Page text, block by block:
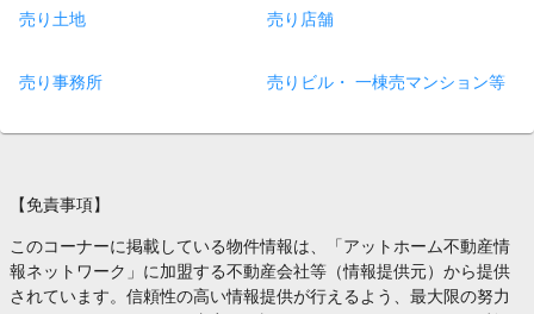
売り土地 売り店舗
売り事務所 売りビル・ 一棟売マンション等
【免責事項】
このコーナーに掲載している物件情報は、「アットホーム不動産情
報ネットワーク」に加盟する不動産会社等（情報提供元）から提供
されています。信頼性の高い情報提供が行えるよう、最大限の努力